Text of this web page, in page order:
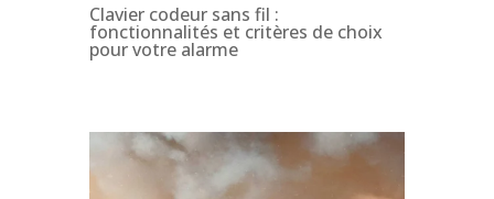
Clavier codeur sans fil :
fonctionnalités et critères de choix
pour votre alarme